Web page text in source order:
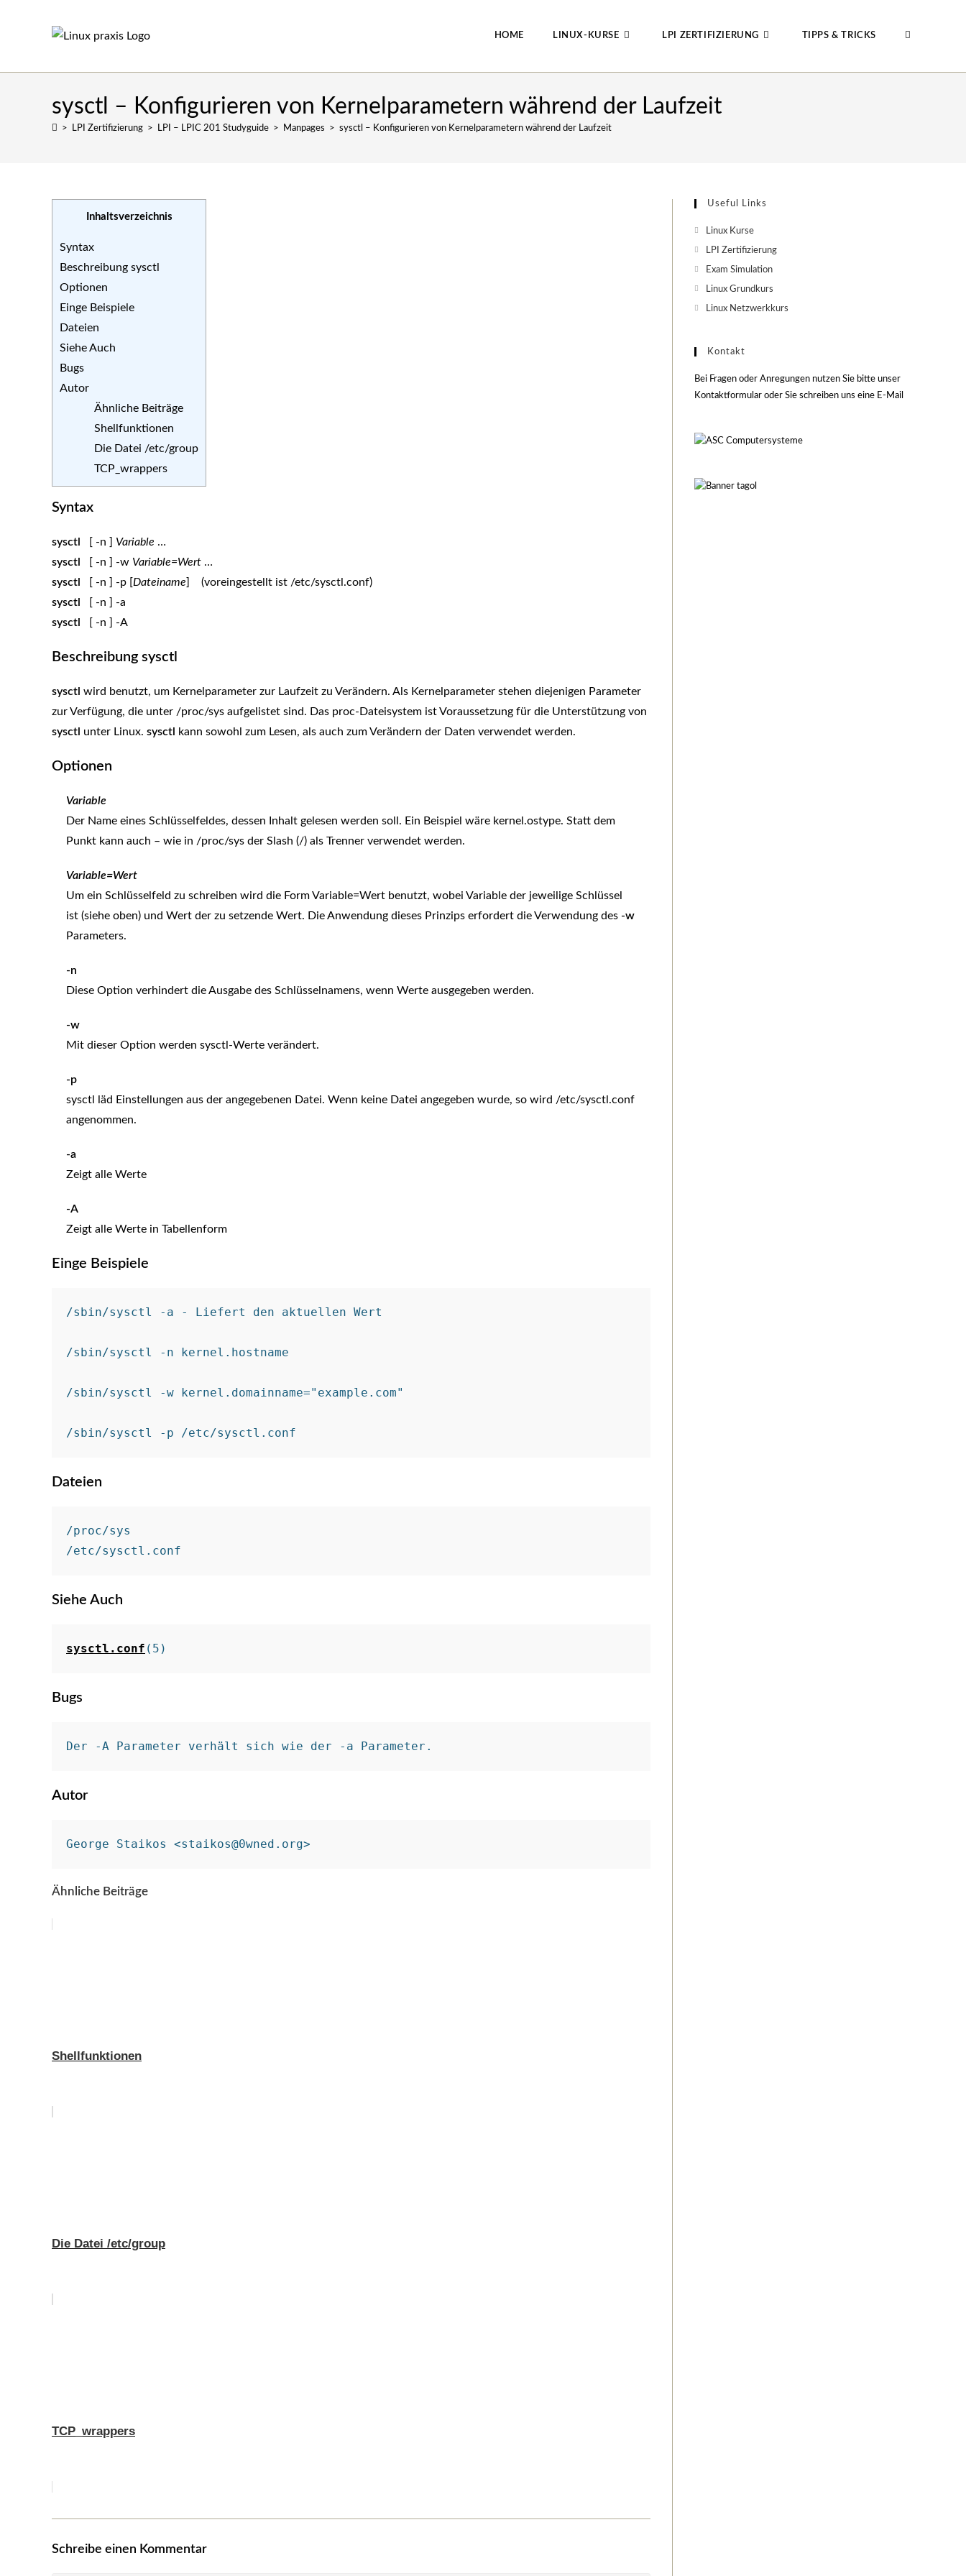
HOME LINUX-KURSE LPI ZERTIFIZIERUNG TIPPS & TRICKS WEBSITE-
sysctl – Konfigurieren von Kernelparametern während der Laufzeit
> LPI Zertifizierung > LPI – LPIC 201 Studyguide > Manpages > sysctl – Konfigurieren von Kernelparametern während der Laufzeit
Inhaltsverzeichnis
Syntax
Beschreibung sysctl
Optionen
Einge Beispiele
Dateien
Siehe Auch
Bugs
Autor
Ähnliche Beiträge
Shellfunktionen
Die Datei /etc/group
TCP_wrappers
Syntax
sysctl [ -n ] Variable …
sysctl
[ -n ] -w Variable=Wert …
sysctl
[ -n ] -p [Dateiname] (voreingestellt ist /etc/sysctl.conf)
sysctl
[ -n ] -a
sysctl
[ -n ] -A
Beschreibung sysctl
sysctl wird benutzt, um Kernelparameter zur Laufzeit zu Verändern. Als Kernelparameter stehen diejenigen Parameter
zur Verfügung, die unter /proc/sys aufgelistet sind. Das proc-Dateisystem ist Voraussetzung für die Unterstützung von
sysctl unter Linux. sysctl kann sowohl zum Lesen, als auch zum Verändern der Daten verwendet werden.
Optionen
Variable
Der Name eines Schlüsselfeldes, dessen Inhalt gelesen werden soll. Ein Beispiel wäre kernel.ostype. Statt dem
Punkt kann auch – wie in /proc/sys der Slash (/) als Trenner verwendet werden.
Variable=Wert
Um ein Schlüsselfeld zu schreiben wird die Form Variable=Wert benutzt, wobei Variable der jeweilige Schlüssel
ist (siehe oben) und Wert der zu setzende Wert. Die Anwendung dieses Prinzips erfordert die Verwendung des -w
Parameters.
-n
Diese Option verhindert die Ausgabe des Schlüsselnamens, wenn Werte ausgegeben werden.
-w
Mit dieser Option werden sysctl-Werte verändert.
-p
sysctl läd Einstellungen aus der angegebenen Datei. Wenn keine Datei angegeben wurde, so wird /etc/sysctl.conf
angenommen.
-a
Zeigt alle Werte
-A
Zeigt alle Werte in Tabellenform
Einge Beispiele
/sbin/sysctl -a - Liefert den aktuellen Wert
/sbin/sysctl -n kernel.hostname
/sbin/sysctl -w kernel.domainname="example.com"
/sbin/sysctl -p /etc/sysctl.conf
Dateien
/proc/sys
/etc/sysctl.conf
Siehe Auch
sysctl.conf (5)
Bugs
Der -A Parameter verhält sich wie der -a Parameter.
Autor
George Staikos <staikos@0wned.org>
Ähnliche Beiträge
Shellfunktionen
Die Datei /etc/group
TCP_wrappers
Schreibe einen Kommentar
Useful Links
Linux Kurse
LPI Zertifizierung
Exam Simulation
Linux Grundkurs
Linux Netzwerkkurs
Kontakt
Bei Fragen oder Anregungen nutzen Sie bitte unser
Kontaktformular oder Sie schreiben uns eine E-Mail